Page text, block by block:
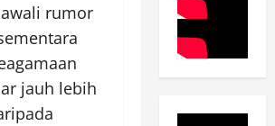
rumor
jauh lebih